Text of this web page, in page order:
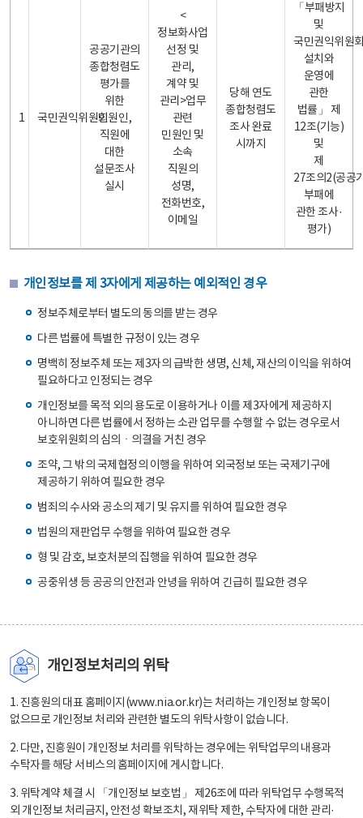
1 국민권익위원회
공공기관의
종합청렴도
평가를
위한
민원인,
직원에
대한
설문조사
실시
<
정보화사업
선정 및
관리,
계약 및
관리>업무
관련
민원인 및
소속
직원의
성명,
전화번호,
이메일
당해 연도
종합청렴도
조사 완료
시까지
「부패방지
및
국민권익위원
설치와
운영에
관한
법률」 제
12조(기능)
및
제
27조의2(공공
부패에
관한 조사·
평가)
개인정보를 제 3자에게 제공하는 예외적인 경우
정보주체로부터 별도의 동의를 받는 경우
다른 법률에 특별한 규정이 있는 경우
명백히 정보주체 또는 제3자의 급박한 생명, 신체, 재산의 이익을 위하여
필요하다고 인정되는 경우
개인정보를 목적 외의 용도로 이용하거나 이를 제3자에게 제공하지
아니하면 다른 법률에서 정하는 소관 업무를 수행할 수 없는 경우로서
보호위원회의 심의ㆍ의결을 거친 경우
조약, 그 밖의 국제협정의 이행을 위하여 외국정보 또는 국제기구에
제공하기 위하여 필요한 경우
범죄의 수사와 공소의 제기 및 유지를 위하여 필요한 경우
법원의 재판업무 수행을 위하여 필요한 경우
형 및 감호, 보호처분의 집행을 위하여 필요한 경우
공중위생 등 공공의 안전과 안녕을 위하여 긴급히 필요한 경우
개인정보처리의 위탁
1. 진흥원의 대표 홈페이지(www.nia.or.kr)는 처리하는 개인정보 항목이
없으므로 개인정보 처리와 관련한 별도의 위탁사항이 없습니다.
2. 다만, 진흥원이 개인정보 처리를 위탁하는 경우에는 위탁업무의 내용과
수탁자를 해당 서비스의 홈페이지에 게시합니다.
3. 위탁계약 체결 시 「개인정보 보호법」 제26조에 따라 위탁업무 수행목적
외 개인정보 처리금지, 안전성 확보조치, 재위탁 제한, 수탁자에 대한 관리·